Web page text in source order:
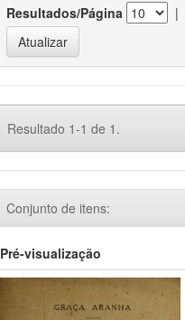
Resultados/Página |
Resultado 1-1 de 1.
Conjunto de itens:
Pré-visualização